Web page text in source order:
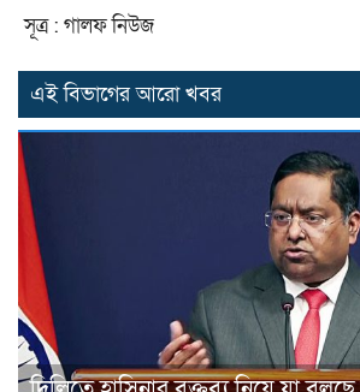
সূত্র : গালফ নিউজ
এই বিভাগের আরো খবর